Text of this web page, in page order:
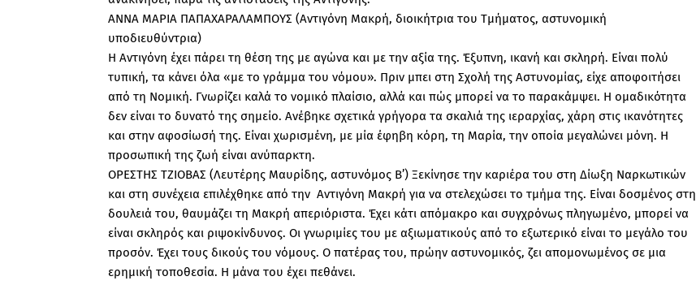
ΑΝΝΑ ΜΑΡΙΑ ΠΑΠΑΧΑΡΑΛΑΜΠΟΥΣ (Αντιγόνη Μακρή, διοικήτρια του Τμήματος, αστυνομική
υποδιευθύντρια)
Η Αντιγόνη έχει πάρει τη θέση της με αγώνα και με την αξία της. Έξυπνη, ικανή και σκληρή. Είναι πολύ
τυπική, τα κάνει όλα «με το γράμμα του νόμου». Πριν μπει στη Σχολή της Αστυνομίας, είχε αποφοιτήσει
από τη Νομική. Γνωρίζει καλά το νομικό πλαίσιο, αλλά και πώς μπορεί να το παρακάμψει. Η ομαδικότητα
δεν είναι το δυνατό της σημείο. Ανέβηκε σχετικά γρήγορα τα σκαλιά της ιεραρχίας, χάρη στις ικανότητες
και στην αφοσίωσή της. Είναι χωρισμένη, με μία έφηβη κόρη, τη Μαρία, την οποία μεγαλώνει μόνη. Η
προσωπική της ζωή είναι ανύπαρκτη.
ΟΡΕΣΤΗΣ ΤΖΙΟΒΑΣ (Λευτέρης Μαυρίδης, αστυνόμος Β’) Ξεκίνησε την καριέρα του στη Δίωξη Ναρκωτικών
και στη συνέχεια επιλέχθηκε από την Αντιγόνη Μακρή για να στελεχώσει το τμήμα της. Είναι δοσμένος στη
δουλειά του, θαυμάζει τη Μακρή απεριόριστα. Έχει κάτι απόμακρο και συγχρόνως πληγωμένο, μπορεί να
είναι σκληρός και ριψοκίνδυνος. Οι γνωριμίες του με αξιωματικούς από το εξωτερικό είναι το μεγάλο του
προσόν. Έχει τους δικούς του νόμους. Ο πατέρας του, πρώην αστυνομικός, ζει απομονωμένος σε μια
ερημική τοποθεσία. Η μάνα του έχει πεθάνει.